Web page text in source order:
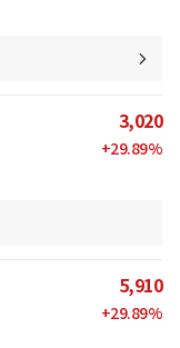
3,020
+29.89%
5,910
+29.89%